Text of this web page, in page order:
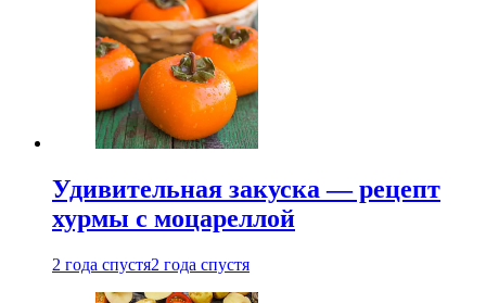
Удивительная закуска — рецепт
хурмы с моцареллой
2 года спустя2 года спустя